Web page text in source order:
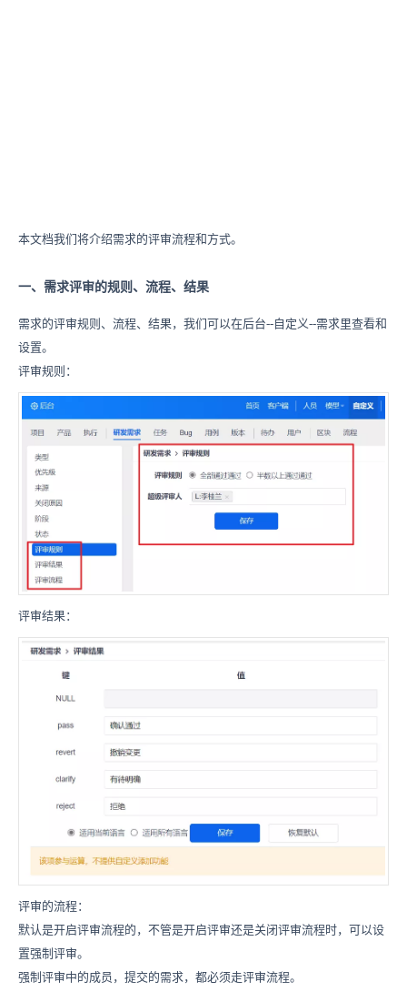
本文档我们将介绍需求的评审流程和方式。
一、需求评审的规则、流程、结果
需求的评审规则、流程、结果，我们可以在后台--自定义--需求里查看和
设置。
评审规则：
评审结果：
评审的流程：
默认是开启评审流程的，不管是开启评审还是关闭评审流程时，可以设
置强制评审。
强制评审中的成员，提交的需求，都必须走评审流程。